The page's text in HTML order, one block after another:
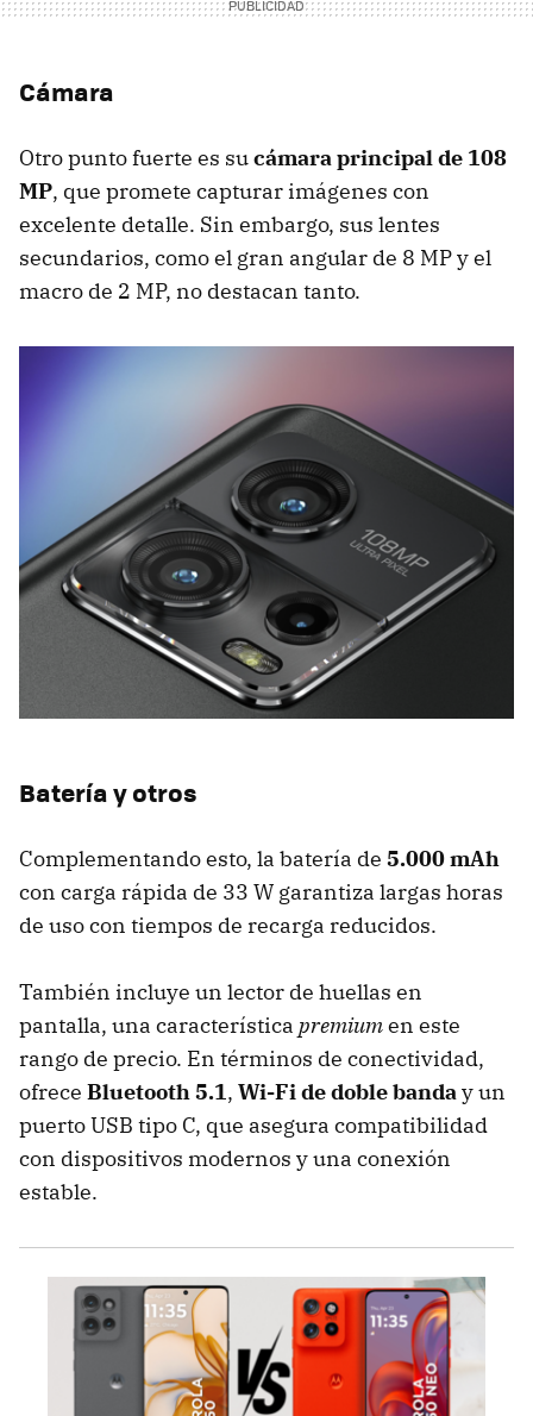
Cámara
Otro punto fuerte es sucámara principal de 108
MP, que promete capturar imágenes con
excelente detalle. Sin embargo, sus lentes
secundarios, como el gran angular de 8 MP y el
macro de 2 MP, no destacan tanto.
Batería y otros
Complementando esto, la batería de 5.000 mAh
con carga rápida de 33 W garantiza largas horas
de uso con tiempos de recarga reducidos.
También incluye un lector de huellas en
pantalla, una característica premiumen este
rango de precio. En términos de conectividad,
ofrece Bluetooth 5.1, Wi-Fi de doble banday un
puerto USB tipo C, que asegura compatibilidad
con dispositivos modernos y una conexión
estable.